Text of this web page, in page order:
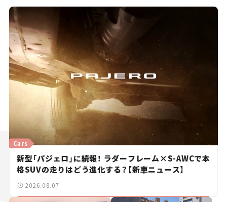
Cars
新型「パジェロ」に続報！ ラダーフレーム×S-AWCで本
格SUVの走りはどう進化する？【新車ニュース】
2026.08.07